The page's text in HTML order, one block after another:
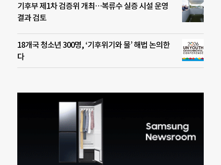
기후부 제1차 검증위 개최…복류수 실증 시설 운영
결과 검토
18개국 청소년 300명, ‘기후위기와 물’ 해법 논의한
다